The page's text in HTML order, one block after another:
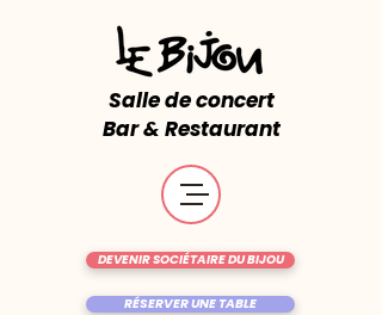
Salle de concert
Bar & Restaurant
RÉSERVER UNE TABLE
DEVENIR SOCIÉTAIRE DU BIJOU